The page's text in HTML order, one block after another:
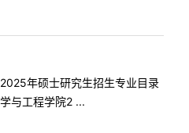
年硕士研究生招生专业目录
与工程学院2 ...